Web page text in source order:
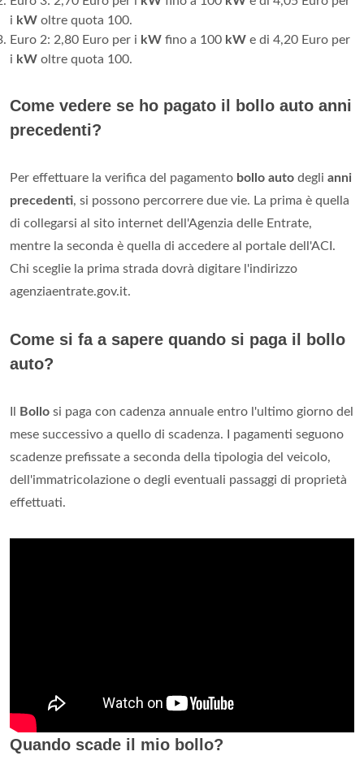
i kW oltre quota 100.
Euro 2: 2,80 Euro per i kW fino a 100 kW e di 4,20 Euro per
i kW oltre quota 100.
Come vedere se ho pagato il bollo auto anni
precedenti?
Per effettuare la verifica del pagamento bollo auto degli anni
precedenti, si possono percorrere due vie. La prima è quella
di collegarsi al sito internet dell'Agenzia delle Entrate,
mentre la seconda è quella di accedere al portale dell'ACI.
Chi sceglie la prima strada dovrà digitare l'indirizzo
agenziaentrate.gov.it.
Come si fa a sapere quando si paga il bollo
auto?
Bollo si paga con cadenza annuale entro l'ultimo giorno del
mese successivo a quello di scadenza. I pagamenti seguono
scadenze prefissate a seconda della tipologia del veicolo,
dell'immatricolazione o degli eventuali passaggi di proprietà
effettuati.
Quando scade il mio bollo?